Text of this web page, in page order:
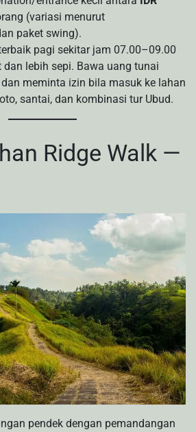
(variasi menurut
paket swing).
pagi sekitar jam 07.00–09.00
lebih sepi. Bawa uang tunai
meminta izin bila masuk ke lahan
santai, dan kombinasi tur Ubud.
Ridge Walk —
pendek dengan pemandangan